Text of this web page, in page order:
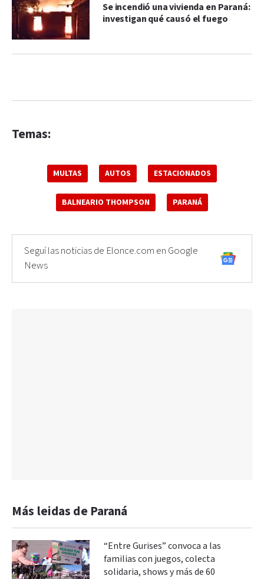
Se incendió una vivienda en Paraná:
investigan qué causó el fuego
Temas:
MULTAS AUTOS ESTACIONADOS
BALNEARIO THOMPSON PARANÁ
Seguí las noticias de Elonce.com en Google
News
Más leidas de Paraná
“Entre Gurises” convoca a las
familias con juegos, colecta
solidaria, shows y más de 60